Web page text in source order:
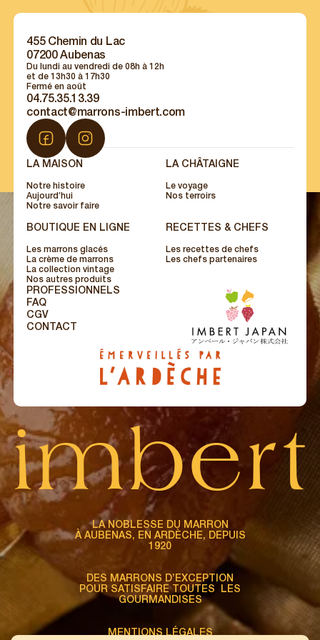
455 Chemin du Lac
07200 Aubenas
Du lundi au vendredi de 08h à 12h
et de 13h30 à 17h30
Fermé en août
04.75.35.13.39
contact@marrons-imbert.com
LA MAISON
Notre histoire
Aujourd’hui
Notre savoir faire
LA CHÂTAIGNE
Le voyage
Nos terroirs
BOUTIQUE EN LIGNE
Les marrons glacés
La crème de marrons
La collection vintage
Nos autres produits
RECETTES & CHEFS
Les recettes de chefs
Les chefs partenaires
PROFESSIONNELS
FAQ
CGV
CONTACT
imbert
LA NOBLESSE DU MARRON
À AUBENAS, EN ARDÈCHE, DEPUIS
1920
DES MARRONS D’EXCEPTION
POUR SATISFAIRE TOUTES LES
GOURMANDISES
MENTIONS LÉGALES